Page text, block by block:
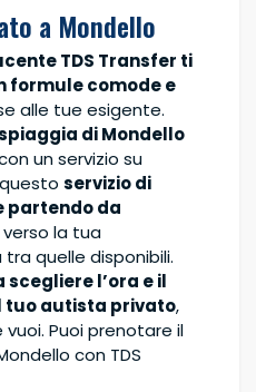
a Mondello
TDS Transfer ti
formule comode e
alle tue esigente.
di Mondello
un servizio su
servizio di
partendo da
la tua
quelle disponibili.
scegliere l’ora e il
tuo autista privato,
Puoi prenotare il
con TDS